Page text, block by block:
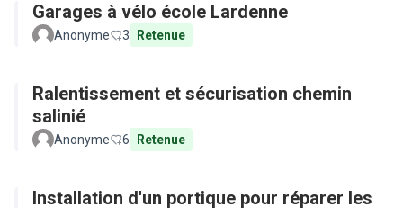
Garages à vélo école Lardenne
Anonyme 3 Retenue
Ralentissement et sécurisation chemin
salinié
Anonyme 6 Retenue
Installation d'un portique pour réparer les